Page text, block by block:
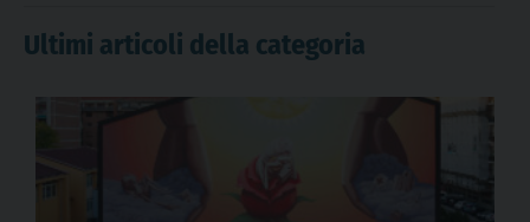
Ultimi articoli della categoria